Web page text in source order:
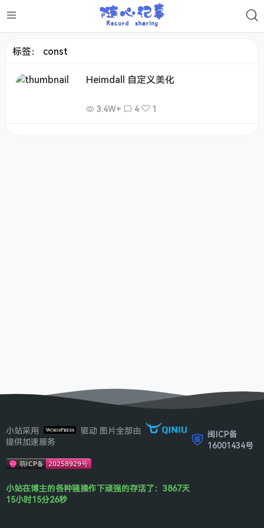
标签： const
Heimdall 自定义美化
3.4W+ 4 1
小站采用
驱动 图片全部由
提供加速服务
小站在博主的各种骚操作下顽强的存活了：3867天
15小时15分26秒
闽ICP备
16001434号